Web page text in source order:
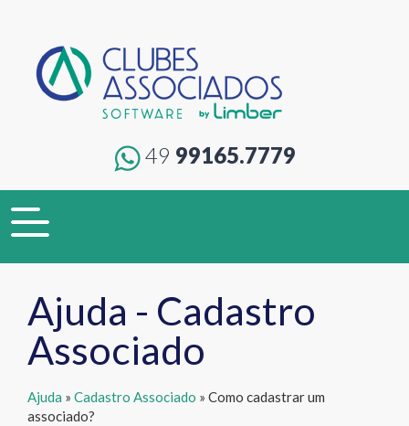
49 99165.7779
Toggle
navigation
Ajuda - Cadastro
Associado
Ajuda » Cadastro Associado » Como cadastrar um
associado?